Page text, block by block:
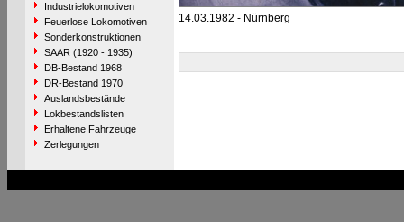
Industrielokomotiven
Feuerlose Lokomotiven
Sonderkonstruktionen
SAAR (1920 - 1935)
DB-Bestand 1968
DR-Bestand 1970
Auslandsbestände
Lokbestandslisten
Erhaltene Fahrzeuge
Zerlegungen
14.03.1982 - Nürnberg